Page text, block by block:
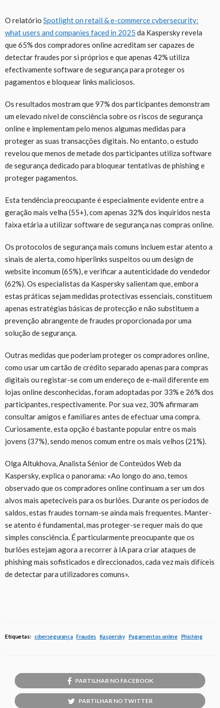
O relatório Spotlight on retail & e-commerce cybersecurity:
what users and companies faced in 2025 da Kaspersky revela
que 65% dos compradores online acreditam ser capazes de
detectar fraudes por si próprios e que apenas 42% utiliza
efectivamente software de segurança para proteger os
pagamentos e bloquear links maliciosos.
Os resultados mostram que 97% dos participantes demonstram
um elevado nível de consciência sobre os riscos de segurança
online e implementam pelo menos algumas medidas para
proteger as suas transacções digitais. No entanto, o estudo
revelou que menos de metade dos participantes utiliza software
de segurança dedicado para bloquear tentativas de phishing e
proteger pagamentos.
Esta tendência preocupante é especialmente evidente entre a
geração mais velha (55+), com apenas 32% dos inquiridos nesta
faixa etária a utilizar software de segurança nas compras online.
Os protocolos de segurança mais comuns incluem estar atento a
sinais de alerta, como hiperlinks suspeitos ou um design de
website incomum (65%), e verificar a autenticidade do vendedor
(62%). Os especialistas da Kaspersky salientam que, embora
estas práticas sejam medidas protectivas essenciais, constituem
apenas estratégias básicas de protecção e não substituem a
prevenção abrangente de fraudes proporcionada por uma
solução de segurança.
Outras medidas que poderiam proteger os compradores online,
como usar um cartão de crédito separado apenas para compras
digitais ou registar-se com um endereço de e-mail diferente em
lojas online desconhecidas, foram adoptadas por 33% e 26% dos
participantes, respectivamente. Por sua vez, 30% afirmaram
consultar amigos e familiares antes de efectuar uma compra.
Curiosamente, esta opção é bastante popular entre os mais
jovens (37%), sendo menos comum entre os mais velhos (21%).
Olga Altukhova, Analista Sénior de Conteúdos Web da
Kaspersky, explica o panorama: «Ao longo do ano, temos
observado que os compradores online continuam a ser um dos
alvos mais apetecíveis para os burlões. Durante os períodos de
saldos, estas fraudes tornam-se ainda mais frequentes. Manter-
se atento é fundamental, mas proteger-se requer mais do que
simples consciência. É particularmente preocupante que os
burlões estejam agora a recorrer à IA para criar ataques de
phishing mais sofisticados e direccionados, cada vez mais difíceis
de detectar para utilizadores comuns».
Etiquetas: cibersegurança Fraudes Kaspersky Pagamentos online Phishing
PARTILHAR NO FACEBOOK
PARTILHAR NO TWITTER